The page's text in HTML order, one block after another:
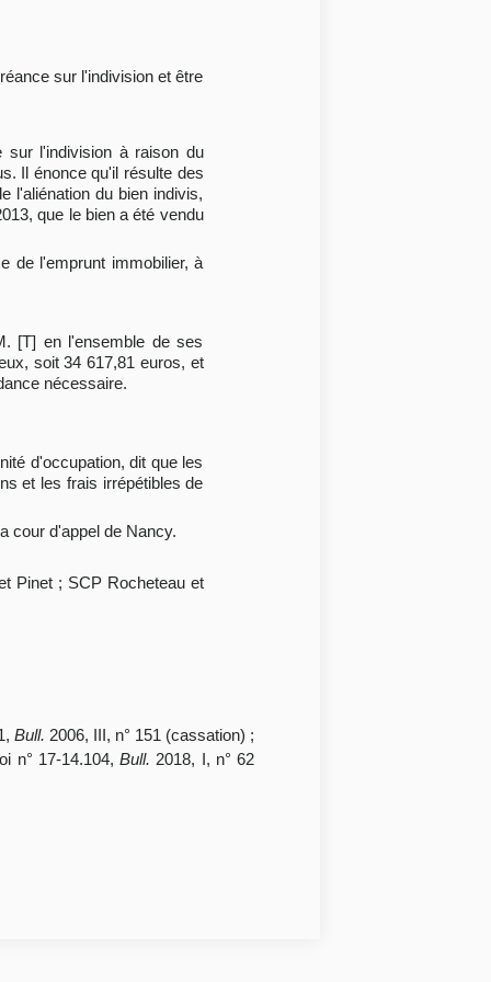
sur l'indivision et être
sur l'indivision à raison du
Il énonce qu'il résulte des
l'aliénation du bien indivis,
que le bien a été vendu
de l'emprunt immobilier, à
[T] en l'ensemble de ses
soit 34 617,81 euros, et
nécessaire.
d'occupation, dit que les
et les frais irrépétibles de
cour d'appel de Nancy.
Pinet ; SCP Rocheteau et
Bull. 2006, III, n° 151 (cassation) ;
n° 17-14.104,Bull. 2018, I, n° 62